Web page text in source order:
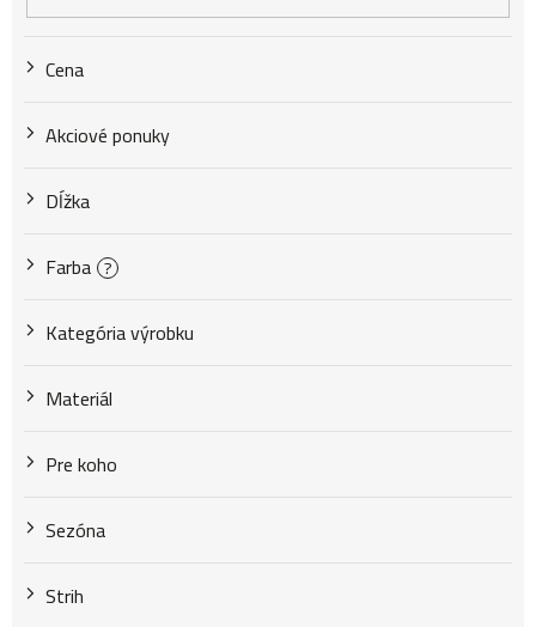
o
d
u
k
o
v
Cena
Akciové ponuky
Dĺžka
Farba ?
Kategória výrobku
Materiál
Pre koho
Sezóna
Strih